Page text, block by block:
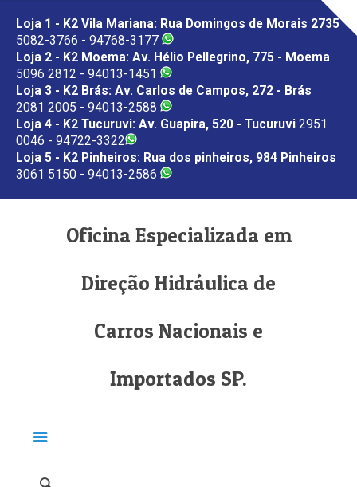
Loja 1 - K2 Vila Mariana: Rua Domingos de Morais 2735
5082-3766 - 94768-3177
Loja 2 - K2 Moema: Av. Hélio Pellegrino, 775 - Moema
5096 2812 - 94013-1451
Loja 3 - K2 Brás: Av. Carlos de Campos, 272 - Brás
2081 2005 - 94013-2588
Loja 4 - K2 Tucuruvi: Av. Guapira, 520 - Tucuruvi 2951
0046 - 94722-3322
Loja 5 - K2 Pinheiros: Rua dos pinheiros, 984 Pinheiros
3061 5150 - 94013-2586
Oficina Especializada em
Direção Hidráulica de
Carros Nacionais e
Importados SP.